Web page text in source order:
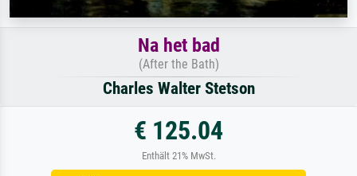
Na het bad
(After the Bath)
Charles Walter Stetson
€ 125.04
Enthält 21% MwSt.